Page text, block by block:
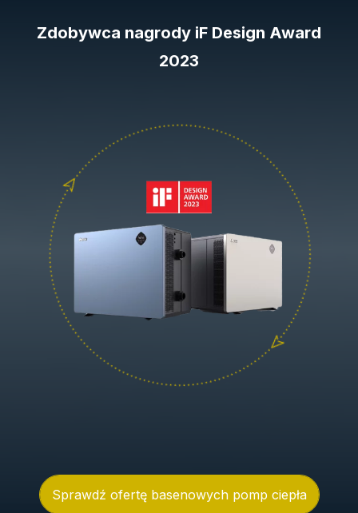
Zdobywca nagrody iF Design Award
2023
Sprawdź ofertę basenowych pomp ciepła